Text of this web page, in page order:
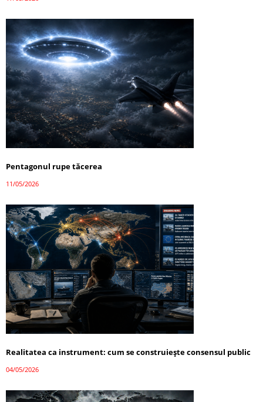
Pentagonul rupe tăcerea
11/05/2026
Realitatea ca instrument: cum se construiește consensul public
04/05/2026